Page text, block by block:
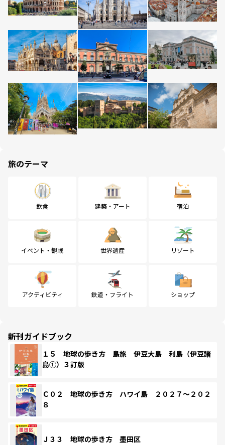
旅のテーマ
飲食 建築・アート 宿泊
イベント・観戦 世界遺産 リゾート
アクティビティ 鉄道・フライト ショップ
新刊ガイドブック
１５ 地球の歩き方 島旅 伊豆大島 利島（伊豆諸
島①）３訂版
Ｃ０２ 地球の歩き方 ハワイ島 ２０２７～２０２
８
Ｊ３３ 地球の歩き方 墨田区